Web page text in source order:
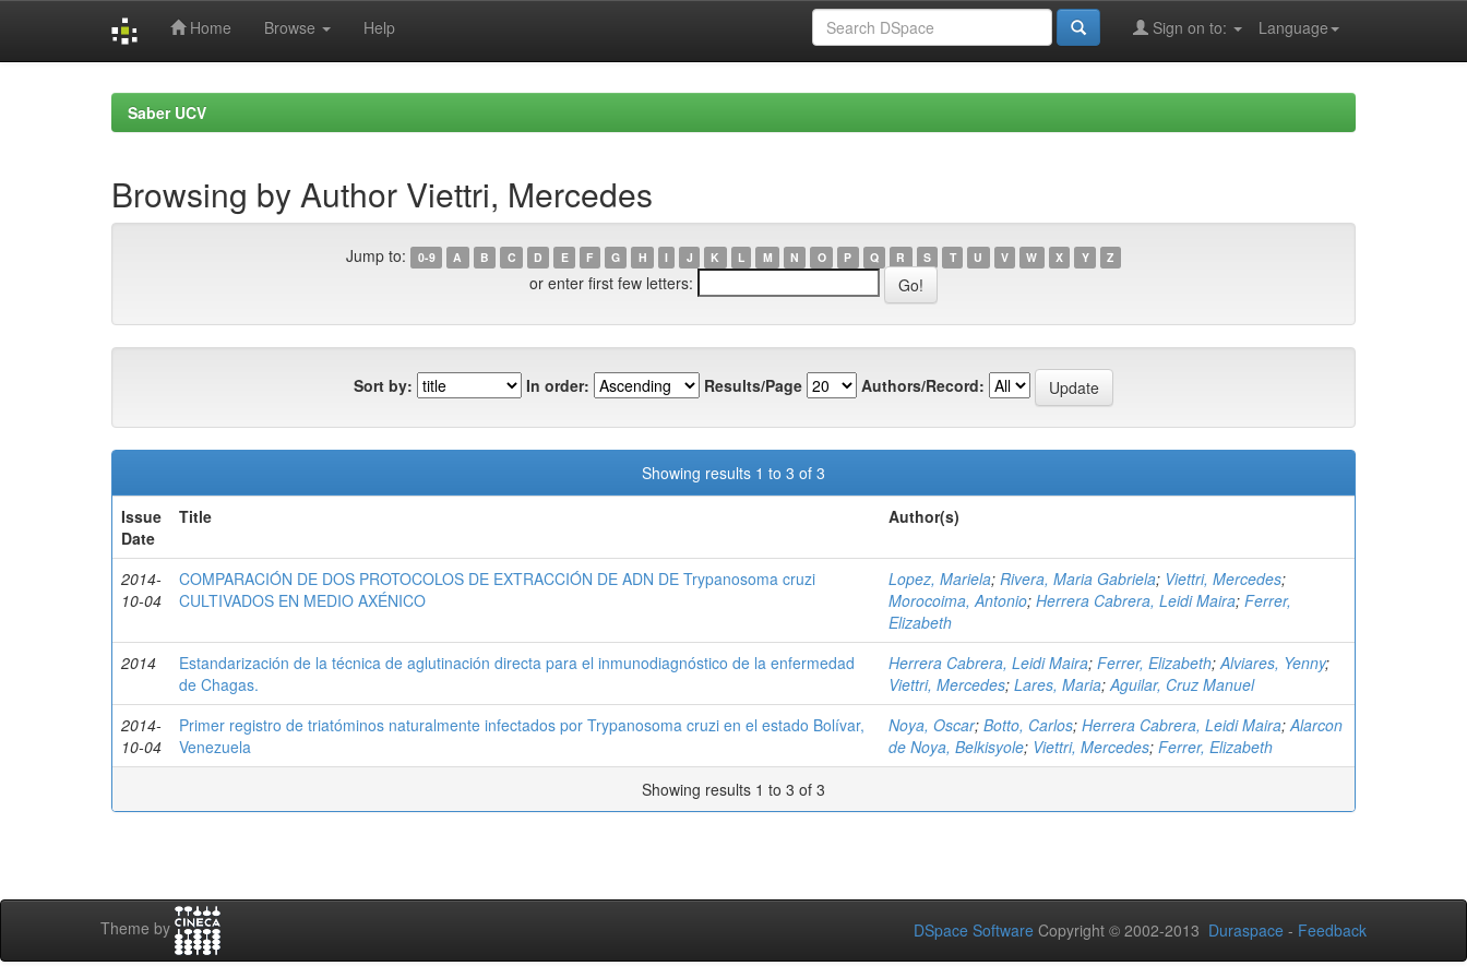
Home Browse Help Language
Sign on to:
Saber UCV
Browsing by Author Viettri, Mercedes
Jump to: 0-9 A B C D E F G H I J K L M N O P Q R S T U V W X Y Z
or enter first few letters:
Sort by: In order: Results/Page Authors/Record:
Showing results 1 to 3 of 3
Issue
Date
Title Author(s)
2014-
10-04
COMPARACIÓN DE DOS PROTOCOLOS DE EXTRACCIÓN DE ADN DE Trypanosoma cruzi
CULTIVADOS EN MEDIO AXÉNICO
Lopez, Mariela; Rivera, Maria Gabriela; Viettri, Mercedes;
Morocoima, Antonio; Herrera Cabrera, Leidi Maira; Ferrer,
Elizabeth
2014
Estandarización de la técnica de aglutinación directa para el inmunodiagnóstico de la enfermedad
de Chagas.
Herrera Cabrera, Leidi Maira; Ferrer, Elizabeth;Alviares, Yenny;
Viettri, Mercedes; Lares, Maria;Aguilar, Cruz Manuel
2014-
10-04
Primer registro de triatóminos naturalmente infectados por Trypanosoma cruzi en el estado Bolívar,
Venezuela
Noya, Oscar; Botto, Carlos; Herrera Cabrera, Leidi Maira;Alarcon
de Noya, Belkisyole; Viettri, Mercedes; Ferrer, Elizabeth
Showing results 1 to 3 of 3
Theme by DSpace Software Copyright © 2002-2013 Duraspace - Feedback